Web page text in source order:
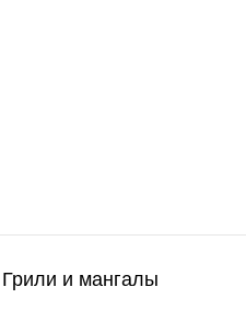
Грили и мангалы